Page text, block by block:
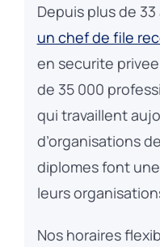
Depuis plus de 33
un chef de file
en securite
de 35 000
qui travaillent
d’organisations
diplomes font
leurs
Nos horaires